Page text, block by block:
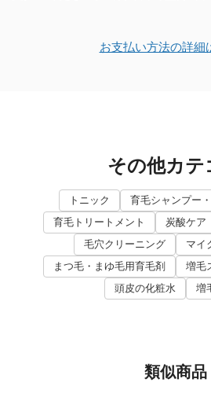
お支払い方法の詳細
その他カテ
トニック
育毛シャンプー
育毛トリートメント
炭酸ケア
毛穴クリーニング
マイ
まつ毛・まゆ毛用育毛剤
増毛
頭皮の化粧水
増
類似商品